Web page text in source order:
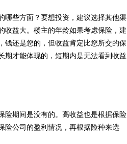
些方面？要想投资，建议选择其他渠
收益大。楼主的年龄如果考虑保险，建
钱还是您的，但收益肯定比您所交的保
期才能体现的，短期内是无法看到收益
期间是没有的。高收益也是根据保险
险公司的盈利情况，再根据险种来选